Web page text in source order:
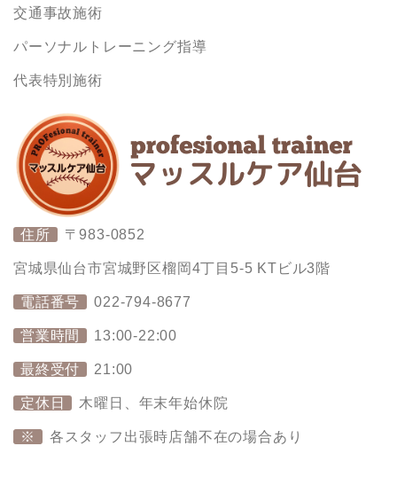
交通事故施術
パーソナルトレーニング指導
代表特別施術
住所 〒983-0852
宮城県仙台市宮城野区榴岡4丁目5-5 KTビル3階
電話番号 022-794-8677
営業時間 13:00-22:00
最終受付 21:00
定休日 木曜日、年末年始休院
※ 各スタッフ出張時店舗不在の場合あり